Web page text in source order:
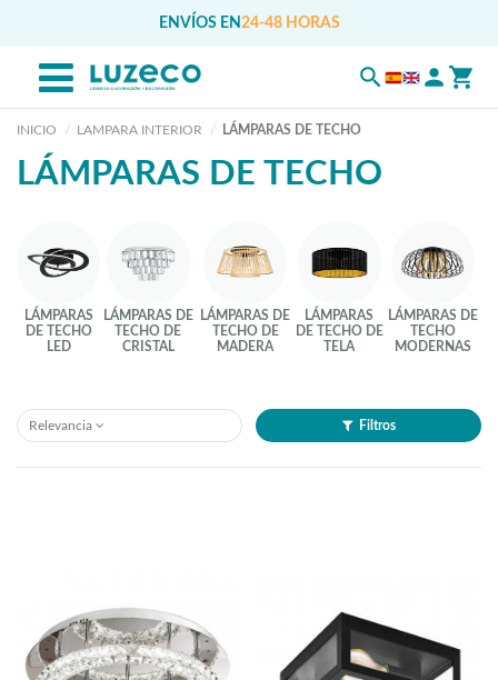
ENVÍOS EN 24-48 HORAS
INICIO LAMPARA INTERIOR LÁMPARAS DE TECHO
LÁMPARAS DE TECHO
LÁMPARAS
DE TECHO
LED
LÁMPARAS DE
TECHO DE
CRISTAL
LÁMPARAS DE
TECHO DE
MADERA
LÁMPARAS
DE TECHO DE
TELA
LÁMPARAS DE
TECHO
MODERNAS
Relevancia Filtros